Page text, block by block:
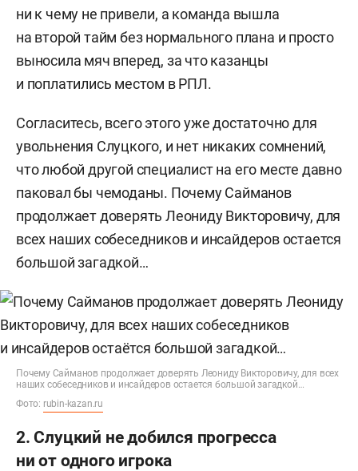
ни к чему не привели, а команда вышла
на второй тайм без нормального плана и просто
выносила мяч вперед, за что казанцы
и поплатились местом в РПЛ.
Согласитесь, всего этого уже достаточно для
увольнения Слуцкого, и нет никаких сомнений,
что любой другой специалист на его месте давно
паковал бы чемоданы. Почему Сайманов
продолжает доверять Леониду Викторовичу, для
всех наших собеседников и инсайдеров остается
большой загадкой…
Почему Сайманов продолжает доверять Леониду Викторовичу, для всех
наших собеседников и инсайдеров остается большой загадкой…
Фото: rubin-kazan.ru
2. Слуцкий не добился прогресса
ни от одного игрока